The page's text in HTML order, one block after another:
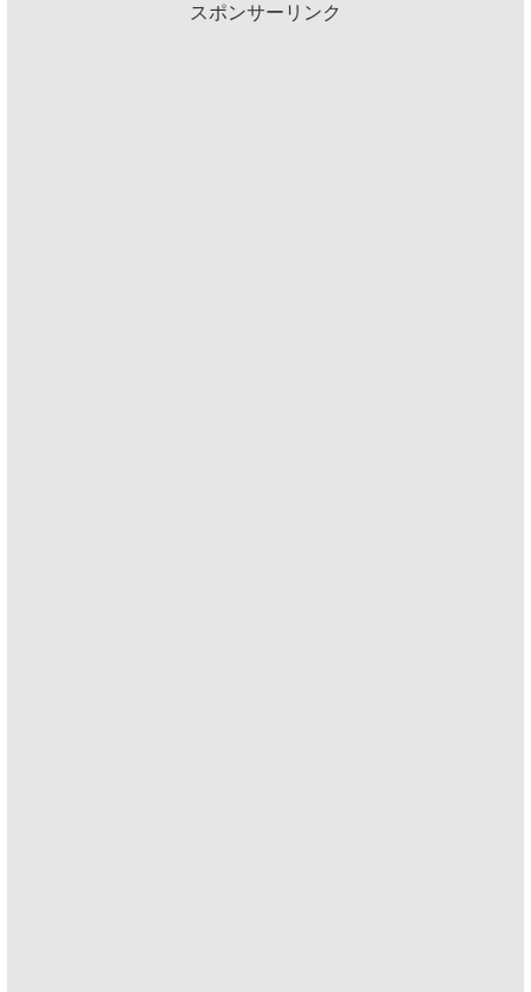
スポンサーリンク